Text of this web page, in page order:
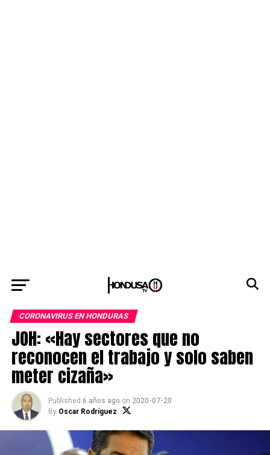
CORONAVIRUS EN HONDURAS
JOH: «Hay sectores que no
reconocen el trabajo y solo saben
meter cizaña»
Published 6 años ago on 2020-07-20
By Oscar Rodríguez